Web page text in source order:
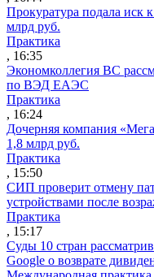
Прокуратура подала иск
млрд руб.
Практика
, 16:35
Экономколлегия ВС
по ВЭД ЕАЭС
Практика
, 16:24
Дочерняя компания
1,8 млрд руб.
Практика
, 15:50
СИП проверит отмену
устройствами после
Практика
, 15:17
Суды 10 стран
Google о возврате